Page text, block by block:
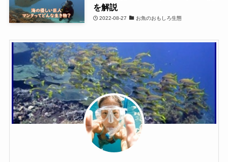
を解説
2022-08-27 お魚のおもしろ生態